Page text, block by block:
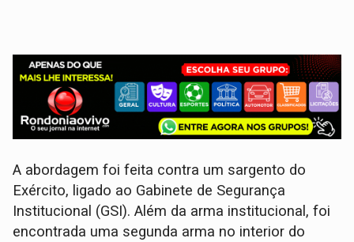
A abordagem foi feita contra um sargento do
Exército, ligado ao Gabinete de Segurança
Institucional (GSI). Além da arma institucional, foi
encontrada uma segunda arma no interior do